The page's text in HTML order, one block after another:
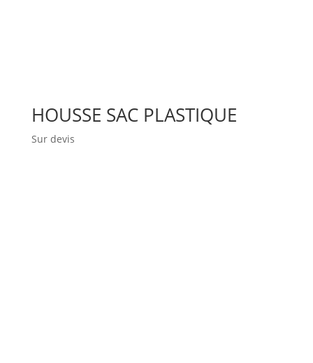
HOUSSE SAC PLASTIQUE
Sur devis